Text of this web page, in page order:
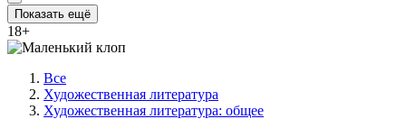
Показать ещё
18+
Все
Художественная литература
Художественная литература: общее